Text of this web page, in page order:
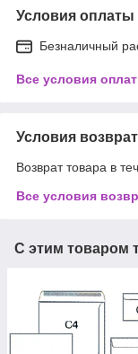
Условия оплаты
Безналичный
Все условия
Условия
Возврат товара в
Все условия
С этим товаром